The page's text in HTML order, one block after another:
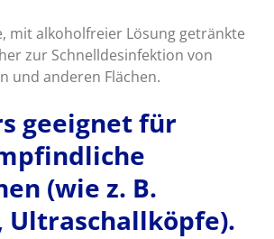
mit alkoholfreier Lösung getränkte
zur Schnelldesinfektion von
und anderen Flächen.
geeignet für
(wie z. B.
Ultraschallköpfe).